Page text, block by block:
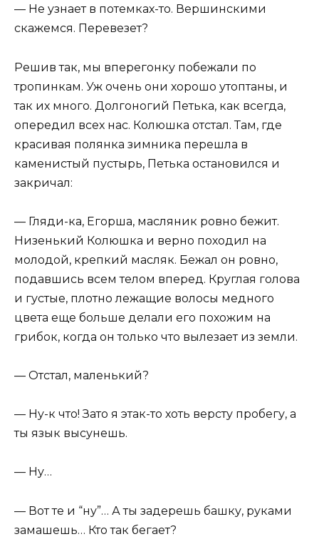
— Не узнает в потемках-то. Вершинскими
скажемся. Перевезет?
Решив так, мы вперегонку побежали по
тропинкам. Уж очень они хорошо утоптаны, и
так их много. Долгоногий Петька, как всегда,
опередил всех нас. Колюшка отстал. Там, где
красивая полянка зимника перешла в
каменистый пустырь, Петька остановился и
закричал:
— Гляди-ка, Егорша, масляник ровно бежит.
Низенький Колюшка и верно походил на
молодой, крепкий масляк. Бежал он ровно,
подавшись всем телом вперед. Круглая голова
и густые, плотно лежащие волосы медного
цвета еще больше делали его похожим на
грибок, когда он только что вылезает из земли.
— Отстал, маленький?
— Ну-к что! Зато я этак-то хоть версту пробегу, а
ты язык высунешь.
— Ну…
— Вот те и “ну”… А ты задерешь башку, руками
замашешь… Кто так бегает?